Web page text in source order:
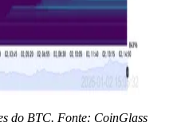
do BTC. Fonte: CoinGlass